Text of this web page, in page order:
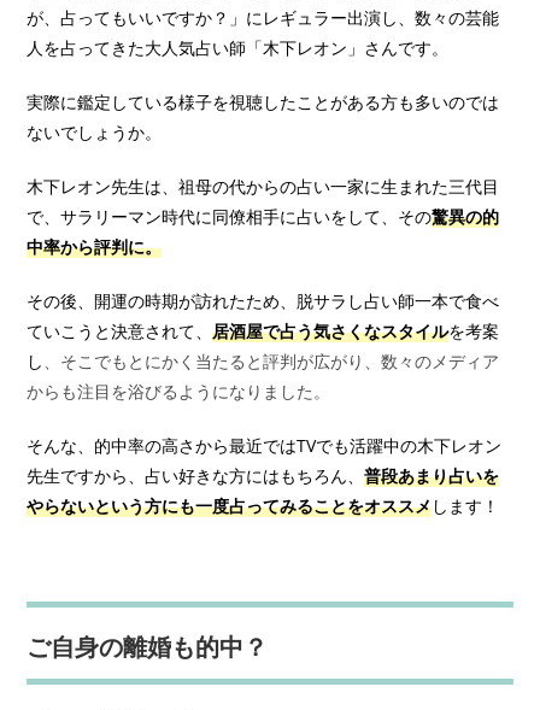
が、占ってもいいですか？」にレギュラー出演し、数々の芸能
人を占ってきた大人気占い師「木下レオン」さんです。
実際に鑑定している様子を視聴したことがある方も多いのでは
ないでしょうか。
木下レオン先生は、祖母の代からの占い一家に生まれた三代目
で、サラリーマン時代に同僚相手に占いをして、その驚異の的
中率から評判に。
その後、開運の時期が訪れたため、脱サラし占い師一本で食べ
ていこうと決意されて、居酒屋で占う気さくなスタイルを考案
し、そこでもとにかく当たると評判が広がり、数々のメディア
からも注目を浴びるようになりました。
そんな、的中率の高さから最近ではTVでも活躍中の木下レオン
先生ですから、占い好きな方にはもちろん、普段あまり占いを
やらないという方にも一度占ってみることをオススメします！
ご自身の離婚も的中？